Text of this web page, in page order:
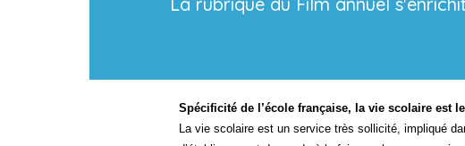
Spécificité de l’école française, la vie scolaire est
La vie scolaire est un service très sollicité, impliqué